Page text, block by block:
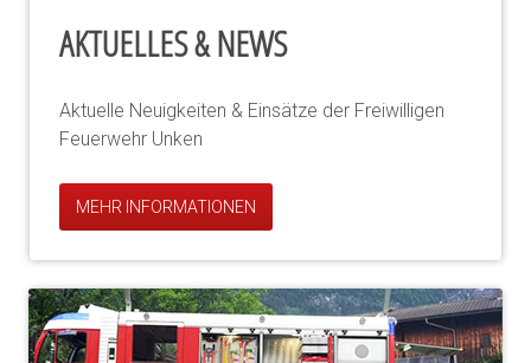
AKTUELLES & NEWS
Aktuelle Neuigkeiten & Einsätze der Freiwilligen
Feuerwehr Unken
MEHR INFORMATIONEN